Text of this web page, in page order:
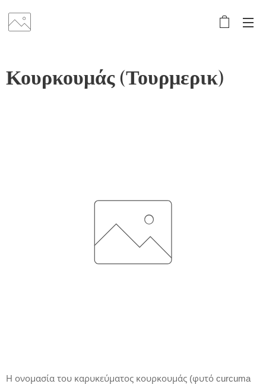
Κουρκουμάς (Τουρμερικ)
Η ονομασία του καρυκεύματος κουρκουμάς (φυτό curcuma